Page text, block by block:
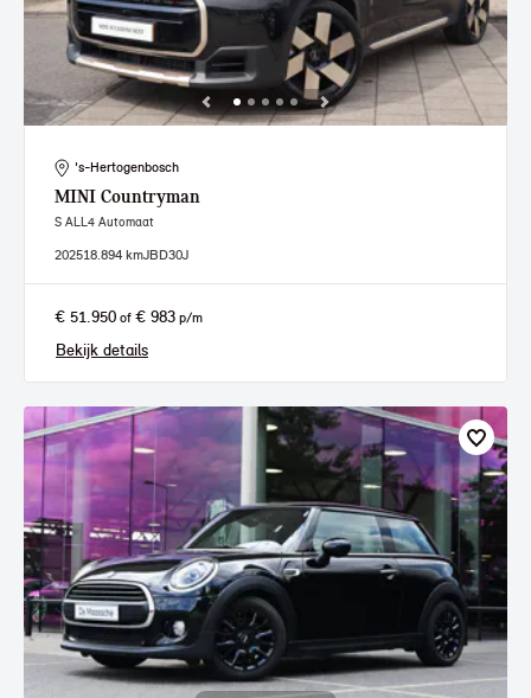
's-Hertogenbosch
MINI Countryman
S ALL4 Automaat
202518.894 kmJBD30J
€ 51.950 of € 983 p/m
Bekijk details